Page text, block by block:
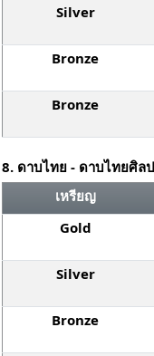
Silver
Bronze
Bronze
8. ดาบไทย - ดาบไทยศิล
เหรียญ
Gold
Silver
Bronze